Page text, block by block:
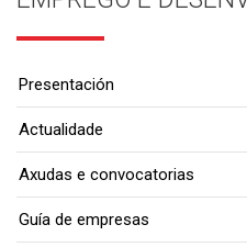
Presentación
Actualidade
Axudas e convocatorias
Guía de empresas